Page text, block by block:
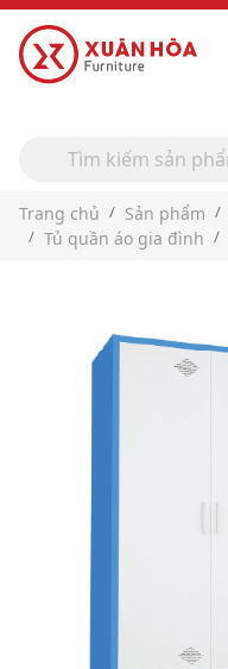
Trang chủ Sản phẩm
Tủ quần áo gia đình